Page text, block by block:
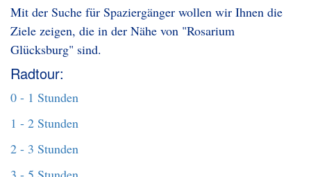
Mit der Suche für Spaziergänger wollen wir Ihnen die
Ziele zeigen, die in der Nähe von "Rosarium
Glücksburg" sind.
Radtour:
0 - 1 Stunden
1 - 2 Stunden
2 - 3 Stunden